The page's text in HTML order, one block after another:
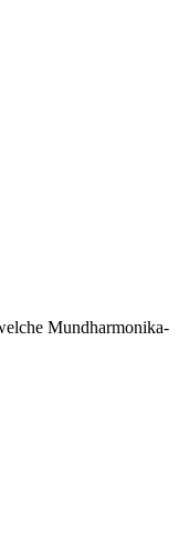
Mundharmonika-